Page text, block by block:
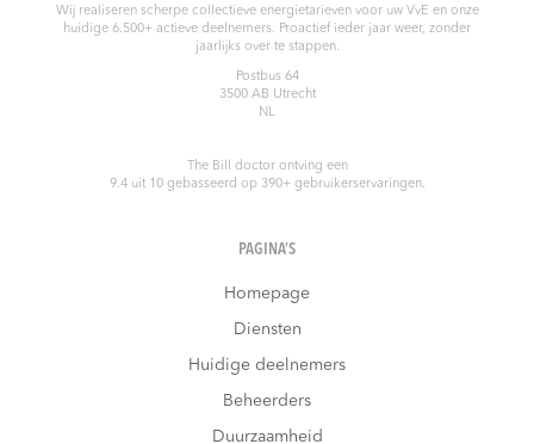
Wij realiseren scherpe collectieve energietarieven voor uw VvE en onze
huidige 6.500+ actieve deelnemers. Proactief ieder jaar weer, zonder
jaarlijks over te stappen.
Postbus 64
3500 AB Utrecht
NL
The Bill doctorontving een
9.4uit 10gebasseerd op 390+ gebruikerservaringen.
PAGINA’S
Homepage
Diensten
Huidige deelnemers
Beheerders
Duurzaamheid